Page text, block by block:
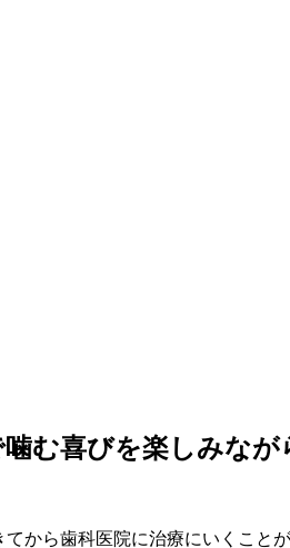
噛む喜びを楽しみなが
から歯科医院に治療にいくこと